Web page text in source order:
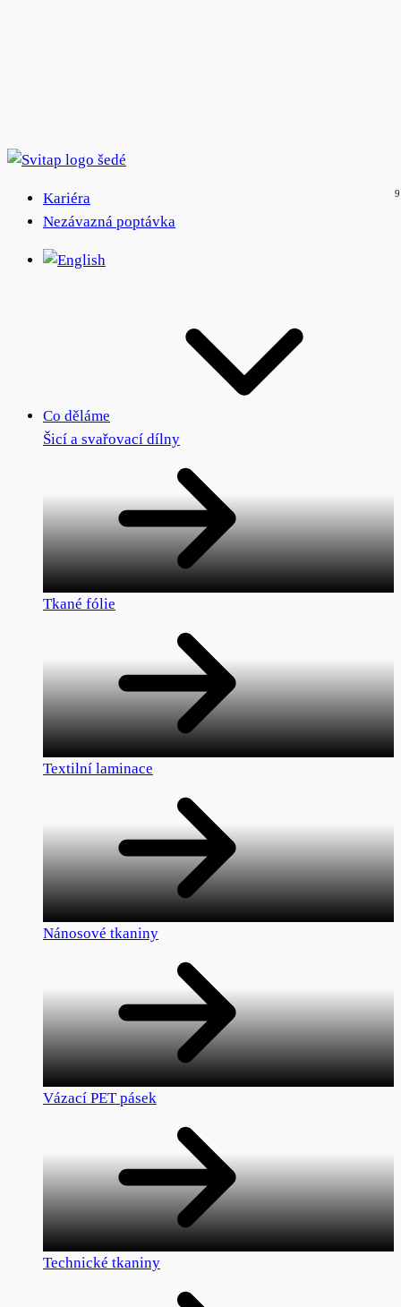
Kariéra
Nezávazná poptávka
Co děláme
Šicí a svařovací dílny
Tkané fólie
Textilní laminace
Nánosové tkaniny
Vázací PET pásek
Technické tkaniny